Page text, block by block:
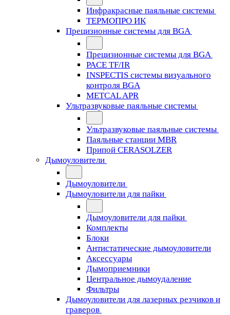
Инфракрасные паяльные системы
ТЕРМОПРО ИК
Прецизионные системы для BGA
Прецизионные системы для BGA
PACE TF/IR
INSPECTIS системы визуального
контроля BGA
METCAL APR
Ультразвуковые паяльные системы
Ультразвуковые паяльные системы
Паяльные станции MBR
Припой CERASOLZER
Дымоуловители
Дымоуловители
Дымоуловители для пайки
Дымоуловители для пайки
Комплекты
Блоки
Антистатические дымоуловители
Аксессуары
Дымоприемники
Центральное дымоудаление
Фильтры
Дымоуловители для лазерных резчиков и
граверов